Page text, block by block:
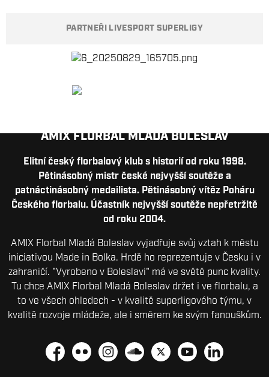
PARTNEŘI LIVESPORT SUPERLIGY
AMIX FLORBAL MLADÁ BOLESLAV
Elitní český florbalový klub s historií od roku 1998.
Pětinásobný mistr české nejvyšší soutěže a
patnáctinásobný medailista. Pětinásobný vítěz Poháru
Českého florbalu. Účastník nejvyšší soutěže nepřetržitě
od roku 2004.
AMIX Florbal Mladá Boleslav vyjadřuje svůj vztah k městu
iniciativou Made in Bolka. Hrdě ho reprezentuje v Česku i v
zahraničí. "Vyrobeno v Boleslavi" má ve světě punc kvality.
Tu chce AMIX Florbal Mladá Boleslav držet i ve florbalu, a
to ve všech ohledech - v kvalitě superligového týmu, v
kvalitě rozvoje mládeže, ale i směrem ke svým fanouškům.
Facebook
Flickr InstagramSoundcloudPlatform XYouTubeLinkedIn